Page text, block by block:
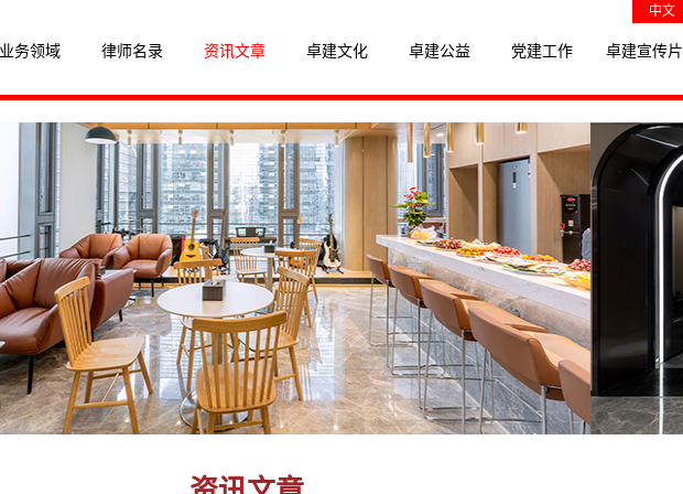
中文
务领域 律师名录 资讯文章 卓建文化 卓建公益 党建工作 卓建宣传片